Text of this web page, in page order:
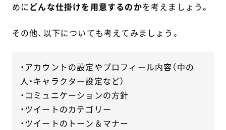
めにどんな仕掛けを用意するのかを考えましょう。
その他、以下についても考えてみましょう。
・アカウントの設定やプロフィール内容（中の
人・キャラクター設定など）
・コミュニケーションの方針
・ツイートのカテゴリー
・ツイートのトーン＆マナー